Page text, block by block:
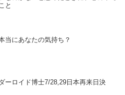
と
当にあなたの気持ち？
ーロイド博士7/28,29日本再来日決